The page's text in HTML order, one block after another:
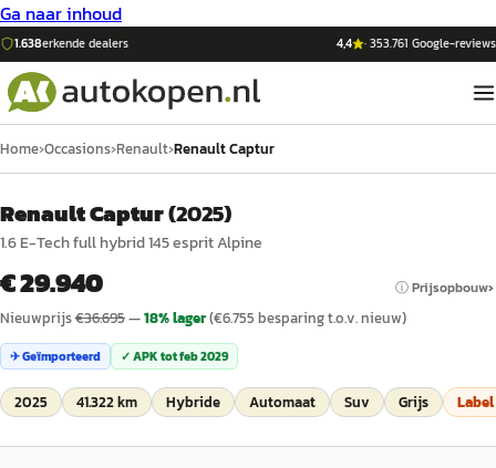
Ga naar inhoud
1.638erkende dealers 4,4 ·353.761 Google-reviews
Home›Occasions›Renault›Renault Captur
Renault Captur(2025)
1.6 E-Tech full hybrid 145 esprit Alpine
€ 29.940 ⓘ Prijsopbouw
Nieuwprijs€36.695—18% lager(€6.755 besparing t.o.v. nieuw)
✈ Geïmporteerd ✓ APK totfeb 2029
2025 41.322 km Hybride Automaat Suv Grijs Label
1/25